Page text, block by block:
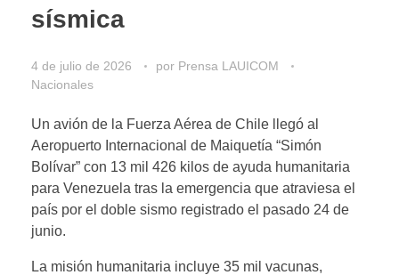
sísmica
4 de julio de 2026 por Prensa LAUICOM
Nacionales
Un avión de la Fuerza Aérea de Chile llegó al
Aeropuerto Internacional de Maiquetía “Simón
Bolívar” con 13 mil 426 kilos de ayuda humanitaria
para Venezuela tras la emergencia que atraviesa el
país por el doble sismo registrado el pasado 24 de
junio.
La misión humanitaria incluye 35 mil vacunas,